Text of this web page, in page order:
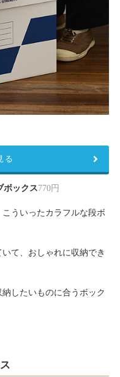
ボックス770円
ういったカラフルな段ボ
て、おしゃれに収納でき
したいものに合うボック
る